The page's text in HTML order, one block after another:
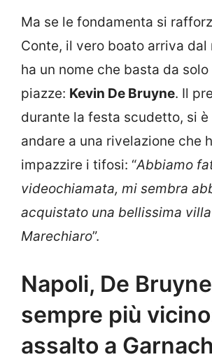
Ma se le fondamenta si
Conte, il vero boato arriva dal
ha un nome che basta da
piazze: Kevin De Bruyne. Il
durante la festa scudetto, si
andare a una rivelazione che
impazzire i tifosi: “Abbiamo
videochiamata, mi sembra
acquistato una bellissima
Marechiaro”.
Napoli, De Bruyne
sempre più
assalto a